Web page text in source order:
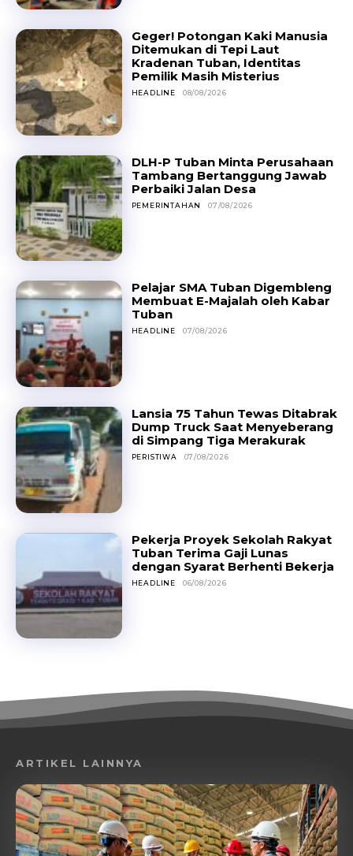
Geger! Potongan Kaki Manusia
Ditemukan di Tepi Laut
Kradenan Tuban, Identitas
Pemilik Masih Misterius
HEADLINE 08/08/2026
DLH-P Tuban Minta Perusahaan
Tambang Bertanggung Jawab
Perbaiki Jalan Desa
PEMERINTAHAN 07/08/2026
Pelajar SMA Tuban Digembleng
Membuat E-Majalah oleh Kabar
Tuban
HEADLINE 07/08/2026
Lansia 75 Tahun Tewas Ditabrak
Dump Truck Saat Menyeberang
di Simpang Tiga Merakurak
PERISTIWA 07/08/2026
Pekerja Proyek Sekolah Rakyat
Tuban Terima Gaji Lunas
dengan Syarat Berhenti Bekerja
HEADLINE 06/08/2026
ARTIKEL LAINNYA